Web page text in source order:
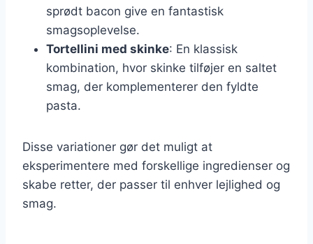
sprødt bacon give en fantastisk
smagsoplevelse.
Tortellini med skinke: En klassisk
kombination, hvor skinke tilføjer en saltet
smag, der komplementerer den fyldte
pasta.
Disse variationer gør det muligt at
eksperimentere med forskellige ingredienser og
skabe retter, der passer til enhver lejlighed og
smag.